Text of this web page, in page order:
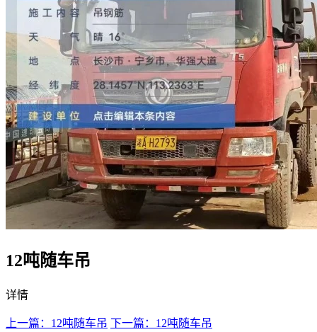
12吨随车吊
详情
上一篇：12吨随车吊 下一篇：12吨随车吊